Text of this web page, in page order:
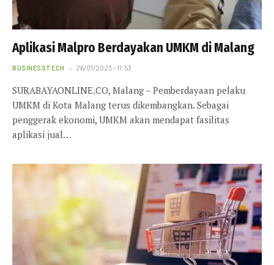
Aplikasi Malpro Berdayakan UMKM di Malang
BUSINESSTECH 26/01/2023 - 11:53
SURABAYAONLINE.CO, Malang – Pemberdayaan pelaku
UMKM di Kota Malang terus dikembangkan. Sebagai
penggerak ekonomi, UMKM akan mendapat fasilitas
aplikasi jual…